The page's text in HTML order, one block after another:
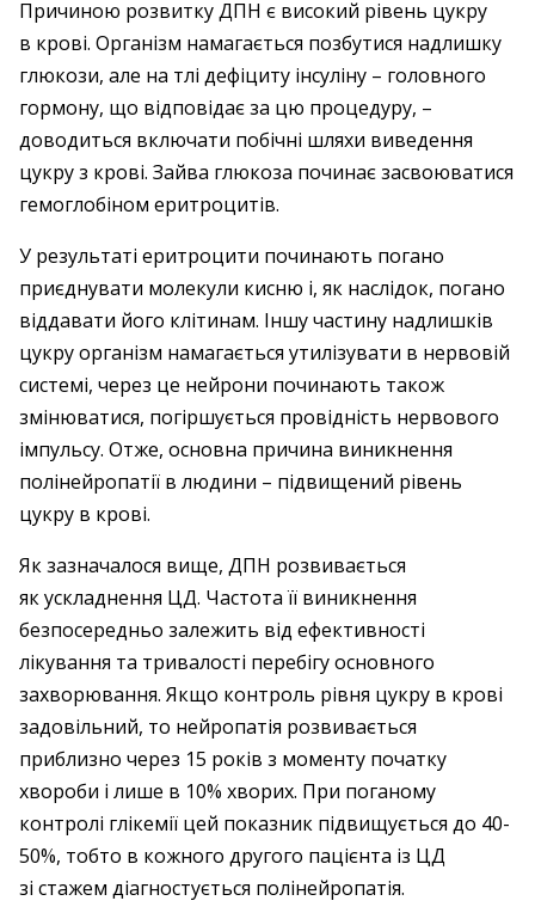
Причиною розвитку ДПН є високий рівень цукру
в крові. Організм намагається позбутися надлишку
глюкози, але на тлі дефіциту інсуліну – головного
гормону, що відповідає за цю процедуру, –
доводиться включати побічні шляхи виведення
цукру з крові. Зайва глюкоза починає засвоюватися
гемоглобіном еритроцитів.
У результаті еритроцити починають погано
приєднувати молекули кисню і, як наслідок, погано
віддавати його клітинам. Іншу частину надлишків
цукру організм намагається утилізувати в нервовій
системі, через це нейрони починають також
змінюватися, погіршується провідність нервового
імпульсу. Отже, основна причина виникнення
полінейропатії в людини – підвищений рівень
цукру в крові.
Як зазначалося вище, ДПН розвивається
як ускладнення ЦД. Частота її виникнення
безпосередньо залежить від ефективності
лікування та тривалості перебігу основного
захворювання. Якщо контроль рівня цукру в крові
задовільний, то нейропатія розвивається
приблизно через 15 років з моменту початку
хвороби і лише в 10% хворих. При поганому
контролі глікемії цей показник підвищується до 40-
50%, тобто в кожного другого пацієнта із ЦД
зі стажем діагностується полінейропатія.